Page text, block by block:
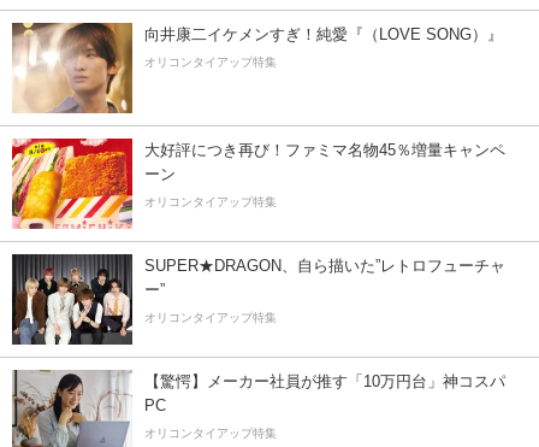
向井康二イケメンすぎ！純愛『（LOVE SONG）』
オリコンタイアップ特集
大好評につき再び！ファミマ名物45％増量キャンペ
ーン
オリコンタイアップ特集
SUPER★DRAGON、自ら描いた”レトロフューチャ
ー”
オリコンタイアップ特集
【驚愕】メーカー社員が推す「10万円台」神コスパ
PC
オリコンタイアップ特集